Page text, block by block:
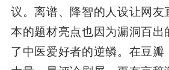
议。离谱、降智的人设让网
本的题材亮点也因为漏洞百
了中医爱好者的逆鳞。在豆瓣